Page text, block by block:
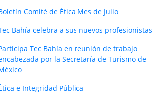
Comité de Ética Mes de Julio
Bahía celebra a sus nuevos profesionistas
Tec Bahía en reunión de trabajo
por la Secretaría de Turismo de
e Integridad Pública